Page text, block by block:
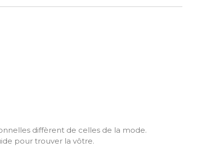
diffèrent de celles de la mode.
pour trouver la vôtre.